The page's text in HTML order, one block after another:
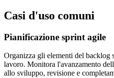
Casi d'uso comuni
Pianificazione sprint agile
Organizza gli elementi del backlog
lavoro. Monitora l'avanzamento
allo sviluppo, revisione e